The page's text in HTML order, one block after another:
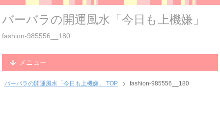
バーバラの開運風水「今日も上機嫌」
fashion-985556__180
メニュー
バーバラの開運風水「今日も上機嫌」 TOP fashion-985556__180